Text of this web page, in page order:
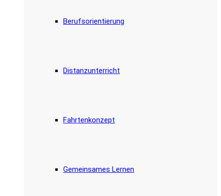
Berufsorientierung
Distanzunterricht
Fahrtenkonzept
Gemeinsames Lernen